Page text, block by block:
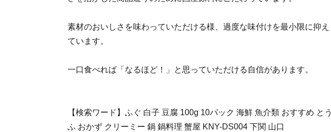
素材のおいしさを味わっていただける様、過度な味付けを最小限に抑え
ています。
一口食べれば「なるほど！」と思っていただける自信があります。
【検索ワード】ふぐ 白子 豆腐 100g 10パック 海鮮 魚介類 おすすめ とう
ふ おかず クリーミー 鍋 鍋料理 蟹屋 KNY-DS004 下関 山口